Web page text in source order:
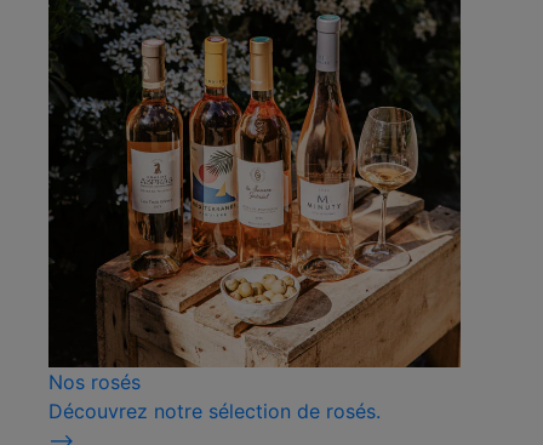
Nos rosés
Découvrez notre sélection de rosés.
⟶